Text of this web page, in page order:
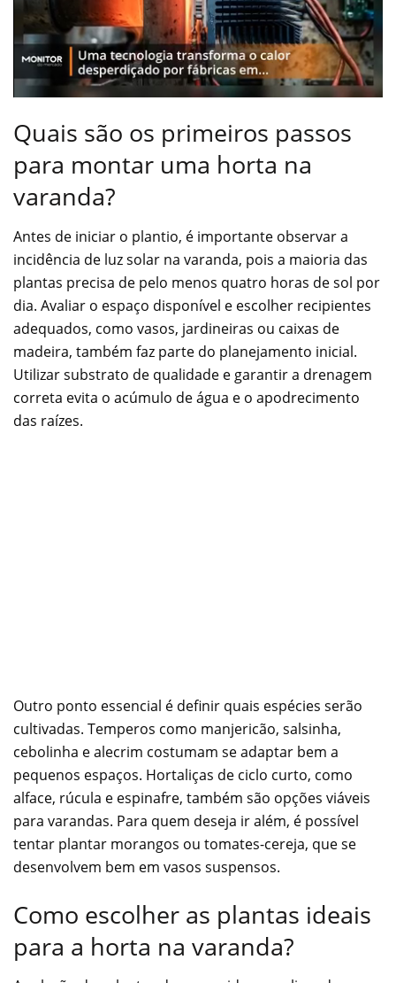
Quais são os primeiros passos
para montar uma horta na
varanda?
Antes de iniciar o plantio, é importante observar a
incidência de luz solar na varanda, pois a maioria das
plantas precisa de pelo menos quatro horas de sol por
dia. Avaliar o espaço disponível e escolher recipientes
adequados, como vasos, jardineiras ou caixas de
madeira, também faz parte do planejamento inicial.
Utilizar substrato de qualidade e garantir a drenagem
correta evita o acúmulo de água e o apodrecimento
das raízes.
Outro ponto essencial é definir quais espécies serão
cultivadas. Temperos como manjericão, salsinha,
cebolinha e alecrim costumam se adaptar bem a
pequenos espaços. Hortaliças de ciclo curto, como
alface, rúcula e espinafre, também são opções viáveis
para varandas. Para quem deseja ir além, é possível
tentar plantar morangos ou tomates-cereja, que se
desenvolvem bem em vasos suspensos.
Como escolher as plantas ideais
para a horta na varanda?